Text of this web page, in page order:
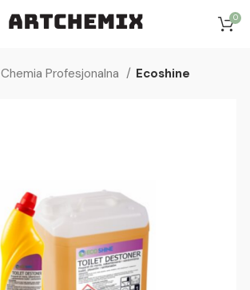
0
Chemia Profesjonalna Ecoshine